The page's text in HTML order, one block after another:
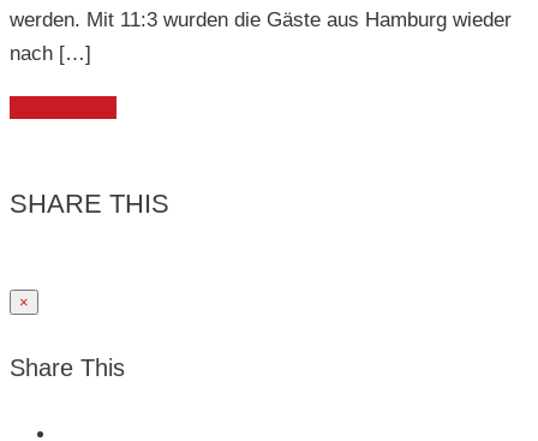
werden. Mit 11:3 wurden die Gäste aus Hamburg wieder
nach […]
SHARE THIS
×
Share This